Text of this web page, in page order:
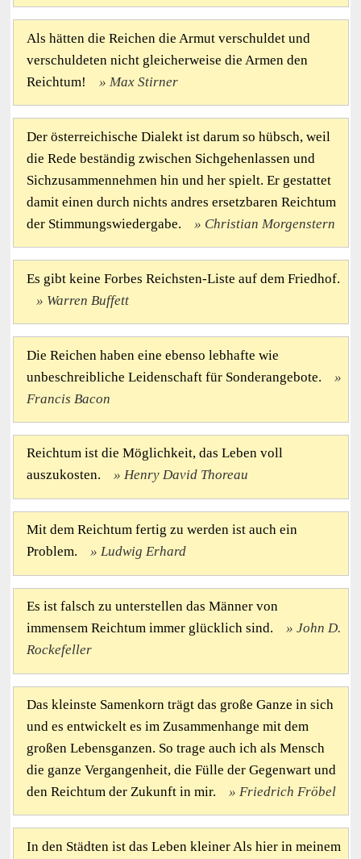
Als hätten die Reichen die Armut verschuldet und
verschuldeten nicht gleicherweise die Armen den
Reichtum!
Max Stirner
Der österreichische Dialekt ist darum so hübsch, weil
die Rede beständig zwischen Sichgehenlassen und
Sichzusammennehmen hin und her spielt. Er gestattet
damit einen durch nichts andres ersetzbaren Reichtum
der Stimmungswiedergabe.
Christian Morgenstern
Es gibt keine Forbes Reichsten-Liste auf dem Friedhof.
Warren Buffett
Die Reichen haben eine ebenso lebhafte wie
unbeschreibliche Leidenschaft für Sonderangebote.
Francis Bacon
Reichtum ist die Möglichkeit, das Leben voll
auszukosten.
Henry David Thoreau
Mit dem Reichtum fertig zu werden ist auch ein
Problem.
Ludwig Erhard
Es ist falsch zu unterstellen das Männer von
immensem Reichtum immer glücklich sind.
John D.
Rockefeller
Das kleinste Samenkorn trägt das große Ganze in sich
und es entwickelt es im Zusammenhange mit dem
großen Lebensganzen. So trage auch ich als Mensch
die ganze Vergangenheit, die Fülle der Gegenwart und
den Reichtum der Zukunft in mir.
Friedrich Fröbel
In den Städten ist das Leben kleiner Als hier in meinem